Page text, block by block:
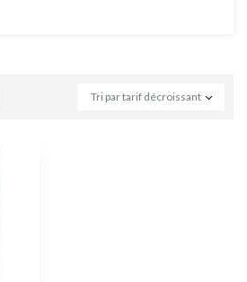
Tri par tarif décroissant